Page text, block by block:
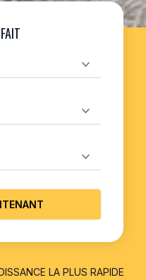
LA PLUS RAPIDE